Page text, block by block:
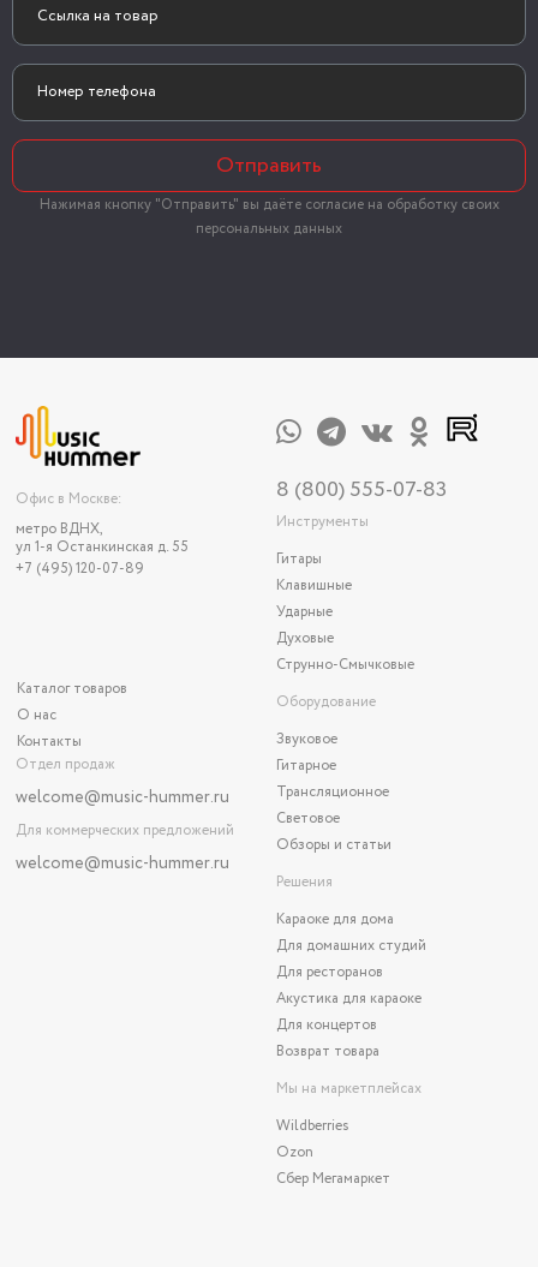
Отправить
Нажимая кнопку "Отправить" вы даёте согласие на обработку своих
персональных данных
Офис в Москве:
метро ВДНХ,
ул 1-я Останкинская д. 55
+7 (495) 120-07-89
Каталог товаров
О нас
Контакты
Отдел продаж
welcome@music-hummer.ru
Для коммерческих предложений
welcome@music-hummer.ru
8 (800) 555-07-83
Инструменты
Гитары
Клавишные
Ударные
Духовые
Струнно-Смычковые
Оборудование
Звуковое
Гитарное
Трансляционное
Световое
Обзоры и статьи
Решения
Караоке для дома
Для домашних студий
Для ресторанов
Акустика для караоке
Для концертов
Возврат товара
Мы на маркетплейсах
Wildberries
Ozon
Сбер Мегамаркет